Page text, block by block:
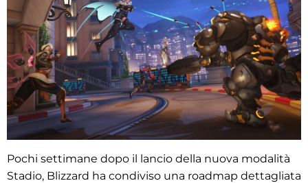
Pochi settimane dopo il lancio della nuova modalità
Stadio, Blizzard ha condiviso una roadmap dettagliata